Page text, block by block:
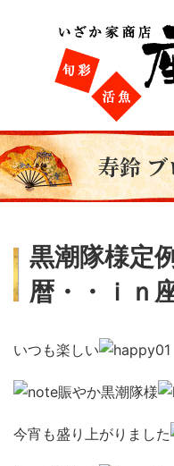
寿鈴
黒潮隊様定
暦・・ｉｎ
いつも楽しい
賑やか黒潮隊様
今宵も盛り上がりました